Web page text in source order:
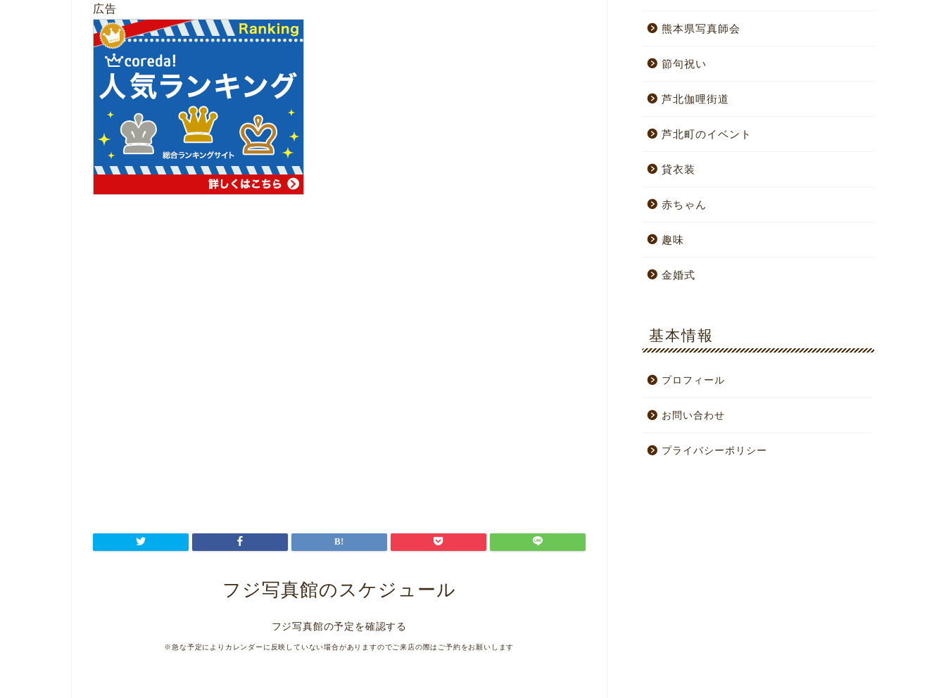
広告
フジ写真館のスケジュール
フジ写真館の予定を確認する
※急な予定によりカレンダーに反映していない場合がありますのでご来店の際はご予約をお願いします
熊本県写真師会
節句祝い
芦北伽哩街道
芦北町のイベント
貸衣装
赤ちゃん
趣味
金婚式
基本情報
プロフィール
お問い合わせ
プライバシーポリシー